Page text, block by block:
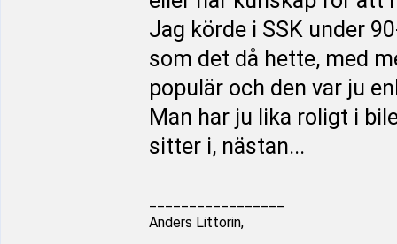
Jag körde i SSK under
som det då hette, med
populär och den var ju
Man har ju lika roligt i
sitter i, nästan...
Anders Littorin,